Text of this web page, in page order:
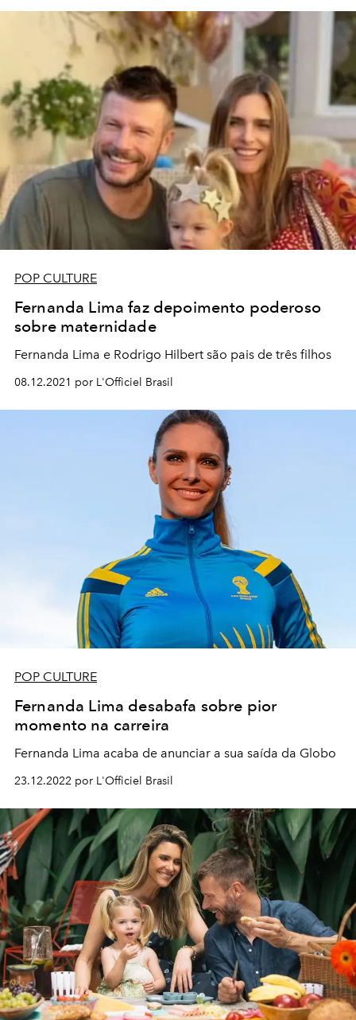
POP CULTURE
Fernanda Lima faz depoimento poderoso
sobre maternidade
Fernanda Lima e Rodrigo Hilbert são pais de três filhos
08.12.2021 por L'Officiel Brasil
POP CULTURE
Fernanda Lima desabafa sobre pior
momento na carreira
Fernanda Lima acaba de anunciar a sua saída da Globo
23.12.2022 por L'Officiel Brasil